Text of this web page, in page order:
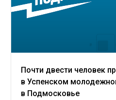
Почти двести человек
в Успенском
в Подмосковье